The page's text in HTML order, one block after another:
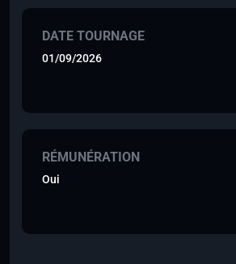
DATE TOURNAGE
01/09/2026
RÉMUNÉRATION
Oui